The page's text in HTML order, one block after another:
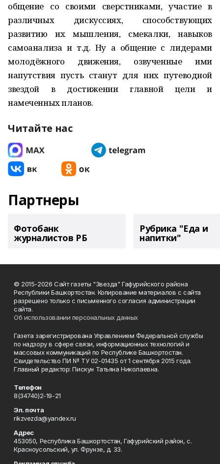
общение со своими сверстниками, участие в
различных дискуссиях, способствующих
развитию их мышления, смекалки, навыков
самоанализа и т.д. Ну а общение с лидерами
молодёжного движения, озвученные ими
напутствия пусть станут для них путеводной
звездой в достижении главной цели и
намеченных планов.
Читайте нас
Партнеры
Фотобанк
журналистов РБ
Рубрика "Еда и
напитки"
© 2015-2026 Сайт газеты "Звезда" Гафурийского района
Республики Башкортостан. Копирование материалов с сайта
разрешено только с письменного согласия администрации
сайта.
Об использовании персональных данных
Газета зарегистрирована Управлением Федеральной службы
по надзору в сфере связи, информационных технологий и
массовых коммуникаций по Республике Башкортостан.
Свидетельство ПИ № ТУ 02-01435 от 1 сентября 2015 года.
Главный редактор: Пискун Татьяна Николаевна.
Телефон
8(34740)2-19-21
Эл. почта
rikzvezda@yandex.ru
Адрес
453050, Республика Башкортостан, Гафурийский район, с.
Красноусольский, ул. Фрунзе, д. 33.